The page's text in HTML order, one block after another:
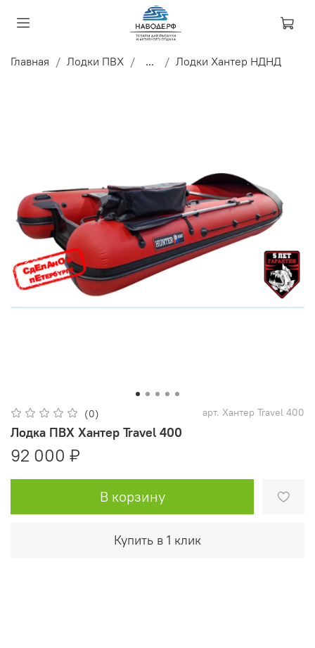
Главная Лодки ПВХ ... Лодки Хантер НДНД
(0) арт. Хантер Travel 400
Лодка ПВХ Хантер Travel 400
92 000 ₽
В корзину
Купить в 1 клик